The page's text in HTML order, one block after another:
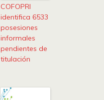
COFOPRI
identifica 6533
posesiones
informales
pendientes de
titulación